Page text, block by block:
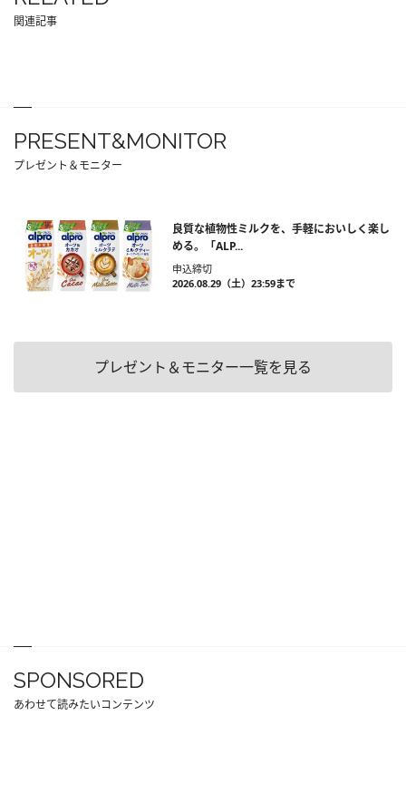
関連記事
PRESENT&MONITOR
プレゼント＆モニター
良質な植物性ミルクを、手軽においしく楽し
める。「ALP...
申込締切
2026.08.29（土）23:59まで
プレゼント＆モニター一覧を見る
SPONSORED
あわせて読みたいコンテンツ